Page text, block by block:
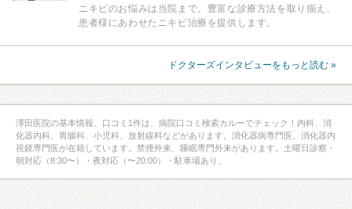
ニキビのお悩みは当院まで。豊富な診療方法を取り揃え、
患者様にあわせたニキビ治療を提供します。
ドクターズインタビューをもっと読む »
澤田医院の基本情報、口コミ1件は、病院口コミ検索カルーでチェック！内科、消
化器内科、胃腸科、小児科、放射線科などがあります。消化器病専門医、消化器内
視鏡専門医が在籍しています。禁煙外来、睡眠専門外来があります。土曜日診察・
朝対応（8:30〜）・夜対応（〜20:00）・駐車場あり。